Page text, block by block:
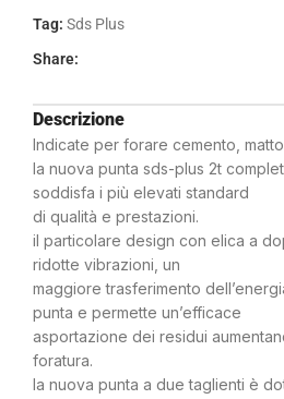
Tag: Sds Plus
Share:
Descrizione
Indicate per forare cemento,
la nuova punta sds-plus 2t
soddisfa i più elevati standard
di qualità e prestazioni.
il particolare design con elica a
ridotte vibrazioni, un
maggiore trasferimento
punta e permette un’efficace
asportazione dei residui
foratura.
la nuova punta a due taglienti è